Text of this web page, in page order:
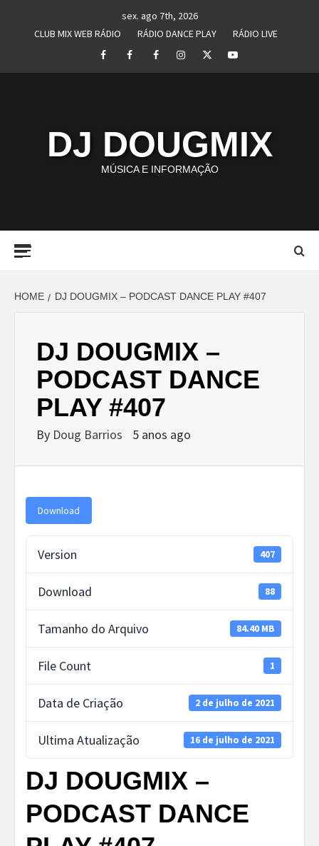
sex. ago 7th, 2026
CLUB MIX WEB RÁDIO
RÁDIO DANCE PLAY
RÁDIO LIVE
FacebookPerfil
I
Perfil
II
InstagramTwitterYoutube
DJ DOUGMIX
MÚSICA E INFORMAÇÃO
HOME DJ DOUGMIX – PODCAST DANCE PLAY #407
DJ DOUGMIX –
PODCAST DANCE
PLAY #407
By Doug Barrios 5 anos ago
Download
Version 407
Download 88
Tamanho do Arquivo 84.40 MB
File Count 1
Data de Criação 2 de julho de 2021
Ultima Atualização 16 de julho de 2021
DJ DOUGMIX –
PODCAST DANCE